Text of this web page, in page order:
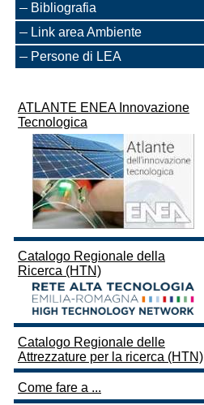
Bibliografia
Link area Ambiente
Persone di LEA
ATLANTE ENEA Innovazione
Tecnologica
Catalogo Regionale della
Ricerca (HTN)
Catalogo Regionale delle
Attrezzature per la ricerca (HTN)
Come fare a ...